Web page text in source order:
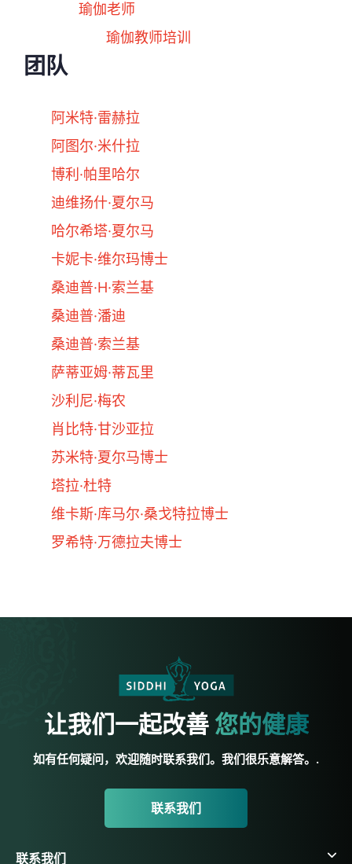
瑜伽老师
瑜伽教师培训
团队
阿米特·雷赫拉
阿图尔·米什拉
博利·帕里哈尔
迪维扬什·夏尔马
哈尔希塔·夏尔马
卡妮卡·维尔玛博士
桑迪普·H·索兰基
桑迪普·潘迪
桑迪普·索兰基
萨蒂亚姆·蒂瓦里
沙利尼·梅农
肖比特·甘沙亚拉
苏米特·夏尔马博士
塔拉·杜特
维卡斯·库马尔·桑戈特拉博士
罗希特·万德拉夫博士
让我们一起改善 您的健康
如有任何疑问，欢迎随时联系我们。我们很乐意解答。.
联系我们
联系我们